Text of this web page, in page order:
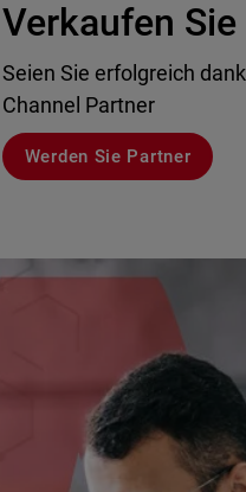
Verkaufen
Seien Sie erfolgreich
Channel Partner
Werden Sie Partner